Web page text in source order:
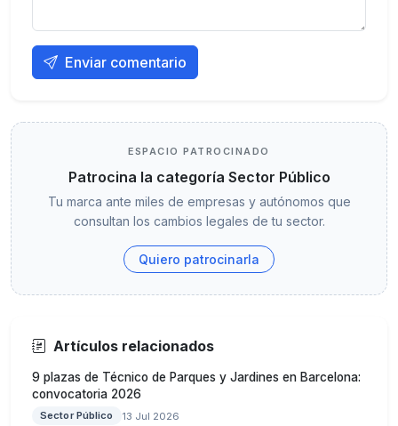
Enviar comentario
ESPACIO PATROCINADO
Patrocina la categoría Sector Público
Tu marca ante miles de empresas y autónomos que
consultan los cambios legales de tu sector.
Quiero patrocinarla
Artículos relacionados
9 plazas de Técnico de Parques y Jardines en Barcelona:
convocatoria 2026
Sector Público 13 Jul 2026